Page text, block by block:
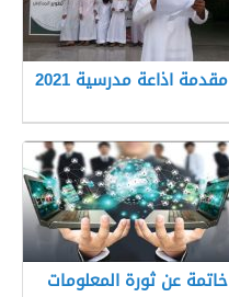
مقدمة اذاعة مدرسية 2021
خاتمة عن ثورة المعلومات